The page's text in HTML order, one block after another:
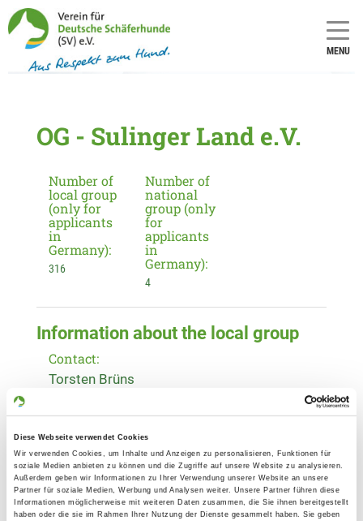
Diese Webseite verwendet Cookies
Wir verwenden Cookies, um Inhalte und Anzeigen zu personalisieren, Funktionen für
soziale Medien anbieten zu können und die Zugriffe auf unsere Website zu analysieren.
Außerdem geben wir Informationen zu Ihrer Verwendung unserer Website an unsere
Partner für soziale Medien, Werbung und Analysen weiter. Unsere Partner führen diese
Informationen möglicherweise mit weiteren Daten zusammen, die Sie ihnen bereitgestellt
haben oder die sie im Rahmen Ihrer Nutzung der Dienste gesammelt haben. Sie geben
MENU
OG - Sulinger Land e.V.
Number of
local group
(only for
applicants
in
Germany):
316
Number of
national
group (only
for
applicants
in
Germany):
4
Information about the local group
Contact:
Torsten Brüns
27246 Borstel
Training ground:
Diepholzer Str. 101
27232 Sulingen
Phone: